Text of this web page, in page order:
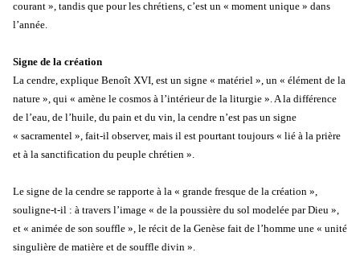
courant », tandis que pour les chrétiens, c’est un « moment unique » dans
l’année.
Signe de la création
La cendre, explique Benoît XVI, est un signe « matériel », un « élément de la
nature », qui « amène le cosmos à l’intérieur de la liturgie ». A la différence
de l’eau, de l’huile, du pain et du vin, la cendre n’est pas un signe
« sacramentel », fait-il observer, mais il est pourtant toujours « lié à la prière
et à la sanctification du peuple chrétien ».
Le signe de la cendre se rapporte à la « grande fresque de la création »,
souligne-t-il : à travers l’image « de la poussière du sol modelée par Dieu »,
et « animée de son souffle », le récit de la Genèse fait de l’homme une « unité
singulière de matière et de souffle divin ».